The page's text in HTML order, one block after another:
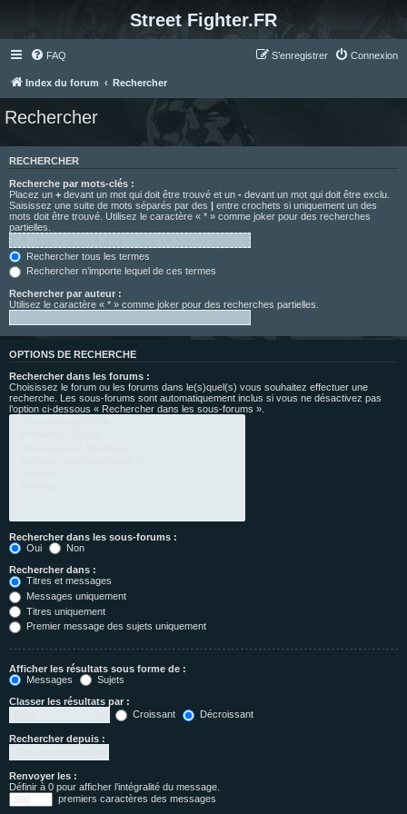
Street Fighter.FR
FAQ Connexion
S’enregistrer
Index du forum Rechercher
Rechercher
RECHERCHER
Recherche par mots-clés :
Placez un + devant un mot qui doit être trouvé et un - devant un mot qui doit être exclu.
Saisissez une suite de mots séparés par des | entre crochets si uniquement un des
mots doit être trouvé. Utilisez le caractère « * » comme joker pour des recherches
partielles.
Rechercher tous les termes
Rechercher n’importe lequel de ces termes
Rechercher par auteur :
Utilisez le caractère « * » comme joker pour des recherches partielles.
OPTIONS DE RECHERCHE
Rechercher dans les forums :
Choisissez le forum ou les forums dans le(s)quel(s) vous souhaitez effectuer une
recherche. Les sous-forums sont automatiquement inclus si vous ne désactivez pas
l’option ci-dessous « Rechercher dans les sous-forums ».
Rechercher dans les sous-forums :
Oui
Non
Rechercher dans :
Titres et messages
Messages uniquement
Titres uniquement
Premier message des sujets uniquement
Afficher les résultats sous forme de :
Messages
Sujets
Classer les résultats par :
Croissant
Décroissant
Rechercher depuis :
Renvoyer les :
Définir à 0 pour afficher l’intégralité du message.
premiers caractères des messages